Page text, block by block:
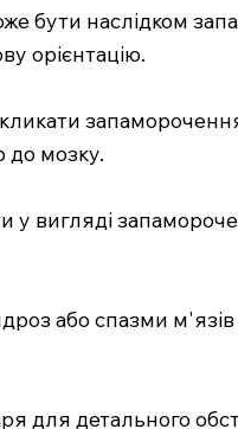
наслідком
орієнтацію.
до мозку.
у вигляді
або спазми
для детального